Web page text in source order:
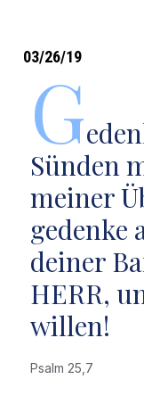
03/26/19
G
Sünden
meiner
gedenke
deiner
HERR,
willen!
Psalm 25,7